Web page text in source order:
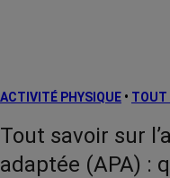
ACTIVITÉ PHYSIQUE • TOUT
Tout savoir sur
adaptée (APA) :